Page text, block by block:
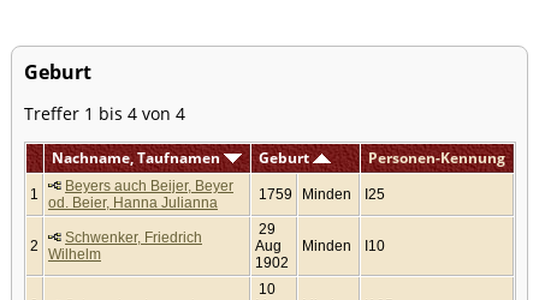
Geburt
Treffer 1 bis 4 von 4
Nachname, Taufnamen Geburt Personen-Kennung
1
Beyers auch Beijer, Beyer
od. Beier, Hanna Julianna
1759 Minden I25
2
Schwenker, Friedrich
Wilhelm
29
Aug
1902
Minden I10
10